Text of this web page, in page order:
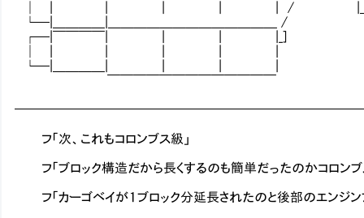
│ | | | | | / |＿＿| |＿
└─|＿＿＿＿|＿＿＿＿＿＿＿＿＿＿＿＿＿ /
┌─|￣￣￣￣| | | |_]
└─|＿＿＿＿| | | |
￣￣￣￣￣￣￣￣￣￣￣￣￣
フ「次、これもコロンブス級」
フ「ブロック構造だから長くするのも簡単だったのかコロンブ
フ「カーゴベイが１ブロック分延長されたのと後部のエンジン